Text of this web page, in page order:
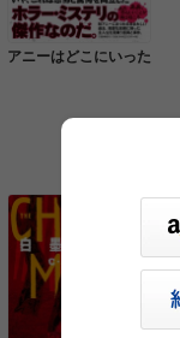
アニーはどこにいった